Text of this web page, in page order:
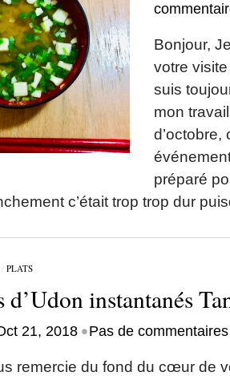
Bonjour,
votre
suis
mon
d’octobre,
préparé
c’était trop trop dur
PLATS
d’Udon instantanés
21, 2018 •Pas de commentaires
remercie du fond du cœur de